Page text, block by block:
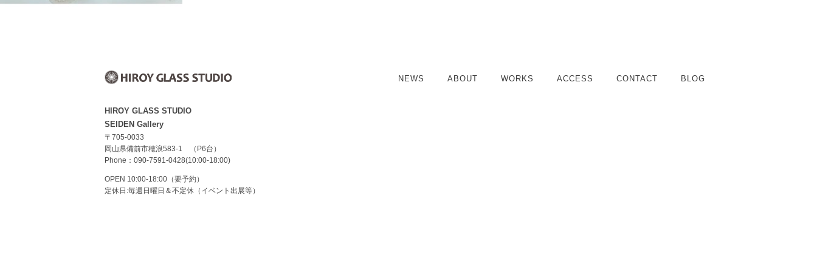
HIROY GLASS STUDIO
SEIDEN Gallery
〒705-0033
岡山県備前市穂浪583-1 （P6台）
Phone：090-7591-0428(10:00-18:00)
OPEN 10:00-18:00（要予約）
定休日:毎週日曜日＆不定休（イベント出展等）
NEWS ABOUT WORKS ACCESS CONTACT BLOG